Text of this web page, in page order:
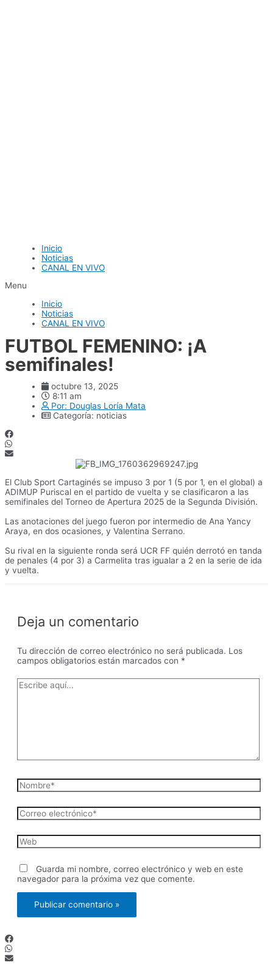
Inicio
Noticias
CANAL EN VIVO
Menu
Inicio
Noticias
CANAL EN VIVO
FUTBOL FEMENINO: ¡A
semifinales!
octubre 13, 2025
8:11 am
Por: Douglas Loría Mata
Categoría: noticias
El Club Sport Cartaginés se impuso 3 por 1 (5 por 1, en el global) a
ADIMUP Puriscal en el partido de vuelta y se clasificaron a las
semifinales del Torneo de Apertura 2025 de la Segunda División.
Las anotaciones del juego fueron por intermedio de Ana Yancy
Araya, en dos ocasiones, y Valentina Serrano.
Su rival en la siguiente ronda será UCR FF quién derrotó en tanda
de penales (4 por 3) a Carmelita tras igualar a 2 en la serie de ida
y vuelta.
Deja un comentario
Tu dirección de correo electrónico no será publicada. Los
campos obligatorios están marcados con *
Escribe
Nombre*
Correo
electrónico*
Web
Guarda mi nombre, correo electrónico y web en este
navegador para la próxima vez que comente.